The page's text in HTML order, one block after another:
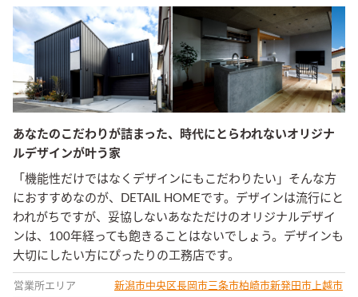
あなたのこだわりが詰まった、時代にとらわれないオリジナ
ルデザインが叶う家
「機能性だけではなくデザインにもこだわりたい」そんな方
におすすめなのが、DETAIL HOMEです。デザインは流行にと
われがちですが、妥協しないあなただけのオリジナルデザイ
ンは、100年経っても飽きることはないでしょう。デザインも
大切にしたい方にぴったりの工務店です。
営業所エリア 新潟市中央区長岡市 三条市柏崎市新発田市 上越市